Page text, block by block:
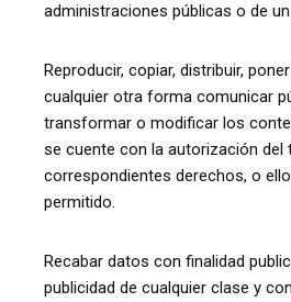
administraciones públicas o de
Reproducir, copiar, distribuir,
cualquier otra forma comunicar
transformar o modificar los
se cuente con la autorización del
correspondientes derechos, o
permitido.
Recabar datos con finalidad
publicidad de cualquier clase y